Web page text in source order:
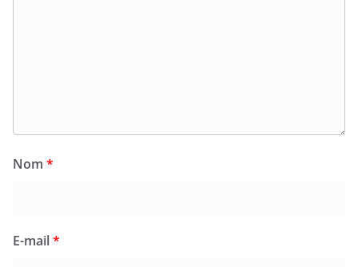
Nom *
E-mail*